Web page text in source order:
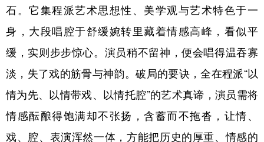
城市 旅游 能源 会展
彩票 娱乐 时尚 悦读
地方频道
石。它集程派艺术思想性、美学观与艺术特色于一
身，大段唱腔于舒缓婉转里藏着情感高峰，看似平
缓，实则步步惊心。演员稍不留神，便会唱得温吞寡
淡，失了戏的筋骨与神韵。破局的要诀，全在程派“以
情为先、以情带戏、以情托腔”的艺术真谛，演员需将
情感酝酿得饱满却不张扬，含蓄而不拖沓，让情、
戏、腔、表演浑然一体，方能把历史的厚重、情感的